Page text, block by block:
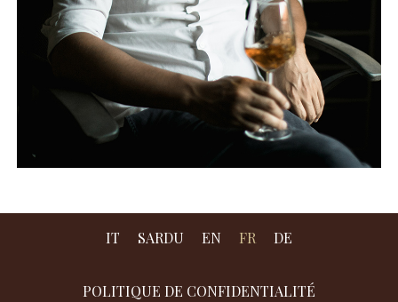
IT SARDU EN FR DE
POLITIQUE DE CONFIDENTIALITÉ